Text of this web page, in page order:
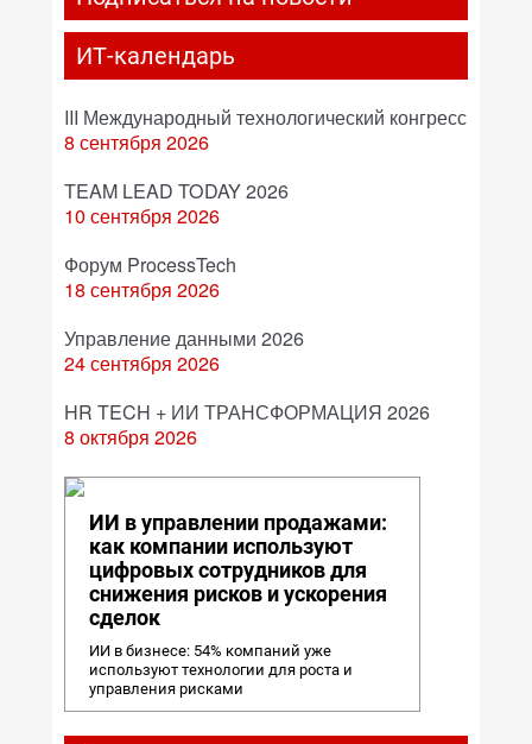
ИТ-календарь
III Международный технологический конгресс
8 сентября 2026
TEAM LEAD TODAY 2026
10 сентября 2026
Форум ProcessTech
18 сентября 2026
Управление данными 2026
24 сентября 2026
HR TECH + ИИ ТРАНСФОРМАЦИЯ 2026
8 октября 2026
ИИ в управлении продажами:
как компании используют
цифровых сотрудников для
снижения рисков и ускорения
сделок
ИИ в бизнесе: 54% компаний уже
используют технологии для роста и
управления рисками